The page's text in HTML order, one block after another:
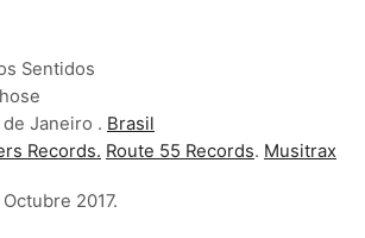
Sentidos
de Janeiro . Brasil
Records. Route 55 Records. Musitrax
2017.